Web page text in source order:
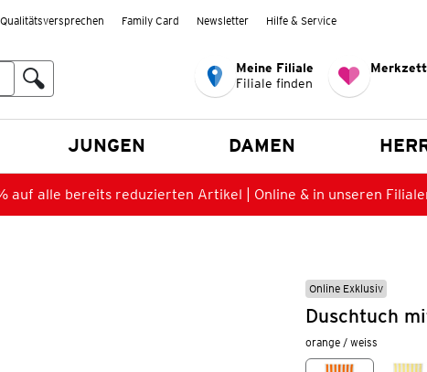
Qualitätsversprechen Family Card Newsletter Hilfe & Service
Meine Filiale
Filiale finden
JUNGEN DAMEN
auf alle bereits reduzierten Artikel | Online & in unseren
Online Exklusiv
Duschtuch
orange / weiss